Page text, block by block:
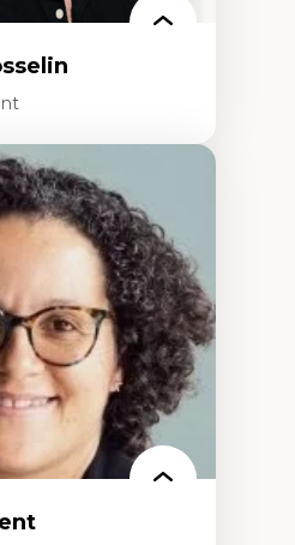
des environnements
étudiant.e.s
des
et
secondes et
recherche qualitative